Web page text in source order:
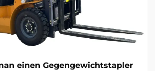
einen Gegengewichtstapler